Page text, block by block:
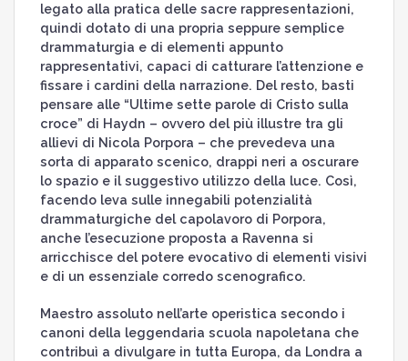
legato alla pratica delle sacre rappresentazioni,
quindi dotato di una propria seppure semplice
drammaturgia e di elementi appunto
rappresentativi, capaci di catturare l’attenzione e
fissare i cardini della narrazione. Del resto, basti
pensare alle “Ultime sette parole di Cristo sulla
croce” di Haydn – ovvero del più illustre tra gli
allievi di Nicola Porpora – che prevedeva una
sorta di apparato scenico, drappi neri a oscurare
lo spazio e il suggestivo utilizzo della luce. Così,
facendo leva sulle innegabili potenzialità
drammaturgiche del capolavoro di Porpora,
anche l’esecuzione proposta a Ravenna si
arricchisce del potere evocativo di elementi visivi
e di un essenziale corredo scenografico.
Maestro assoluto nell’arte operistica secondo i
canoni della leggendaria scuola napoletana che
contribuì a divulgare in tutta Europa, da Londra a